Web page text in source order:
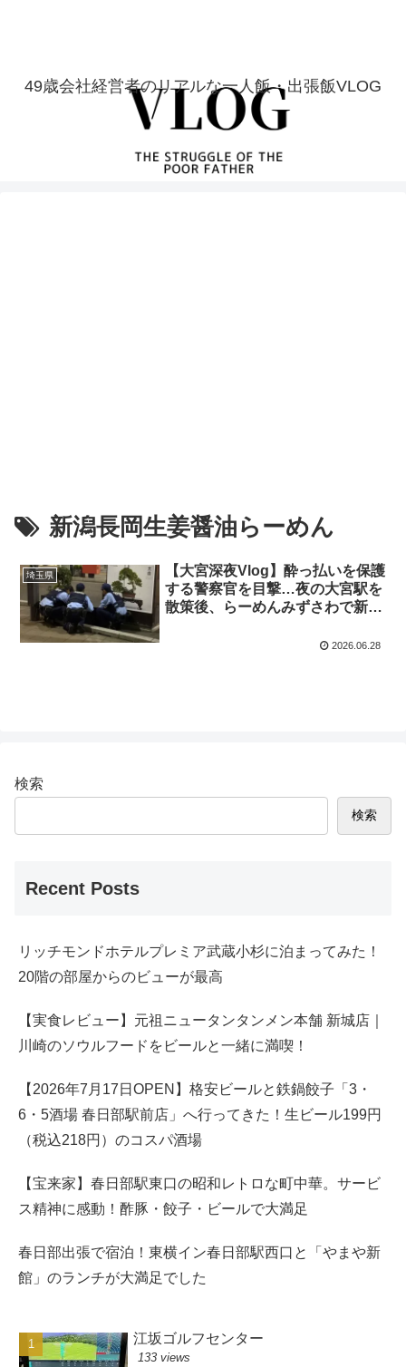
49歳会社経営者のリアルな一人飯・出張飯VLOG
新潟長岡生姜醤油らーめん
埼玉県
【大宮深夜Vlog】酔っ払いを保護
する警察官を目撃…夜の大宮駅を
散策後、らーめんみずさわで新潟
2026.06.28
検索
検索
Recent Posts
リッチモンドホテルプレミア武蔵小杉に泊まってみた！
20階の部屋からのビューが最高
【実食レビュー】元祖ニュータンタンメン本舗 新城店｜
川崎のソウルフードをビールと一緒に満喫！
【2026年7月17日OPEN】格安ビールと鉄鍋餃子「3・
6・5酒場 春日部駅前店」へ行ってきた！生ビール199円
（税込218円）のコスパ酒場
【宝来家】春日部駅東口の昭和レトロな町中華。サービ
ス精神に感動！酢豚・餃子・ビールで大満足
春日部出張で宿泊！東横イン春日部駅西口と「やまや新
館」のランチが大満足でした
江坂ゴルフセンター
133 views